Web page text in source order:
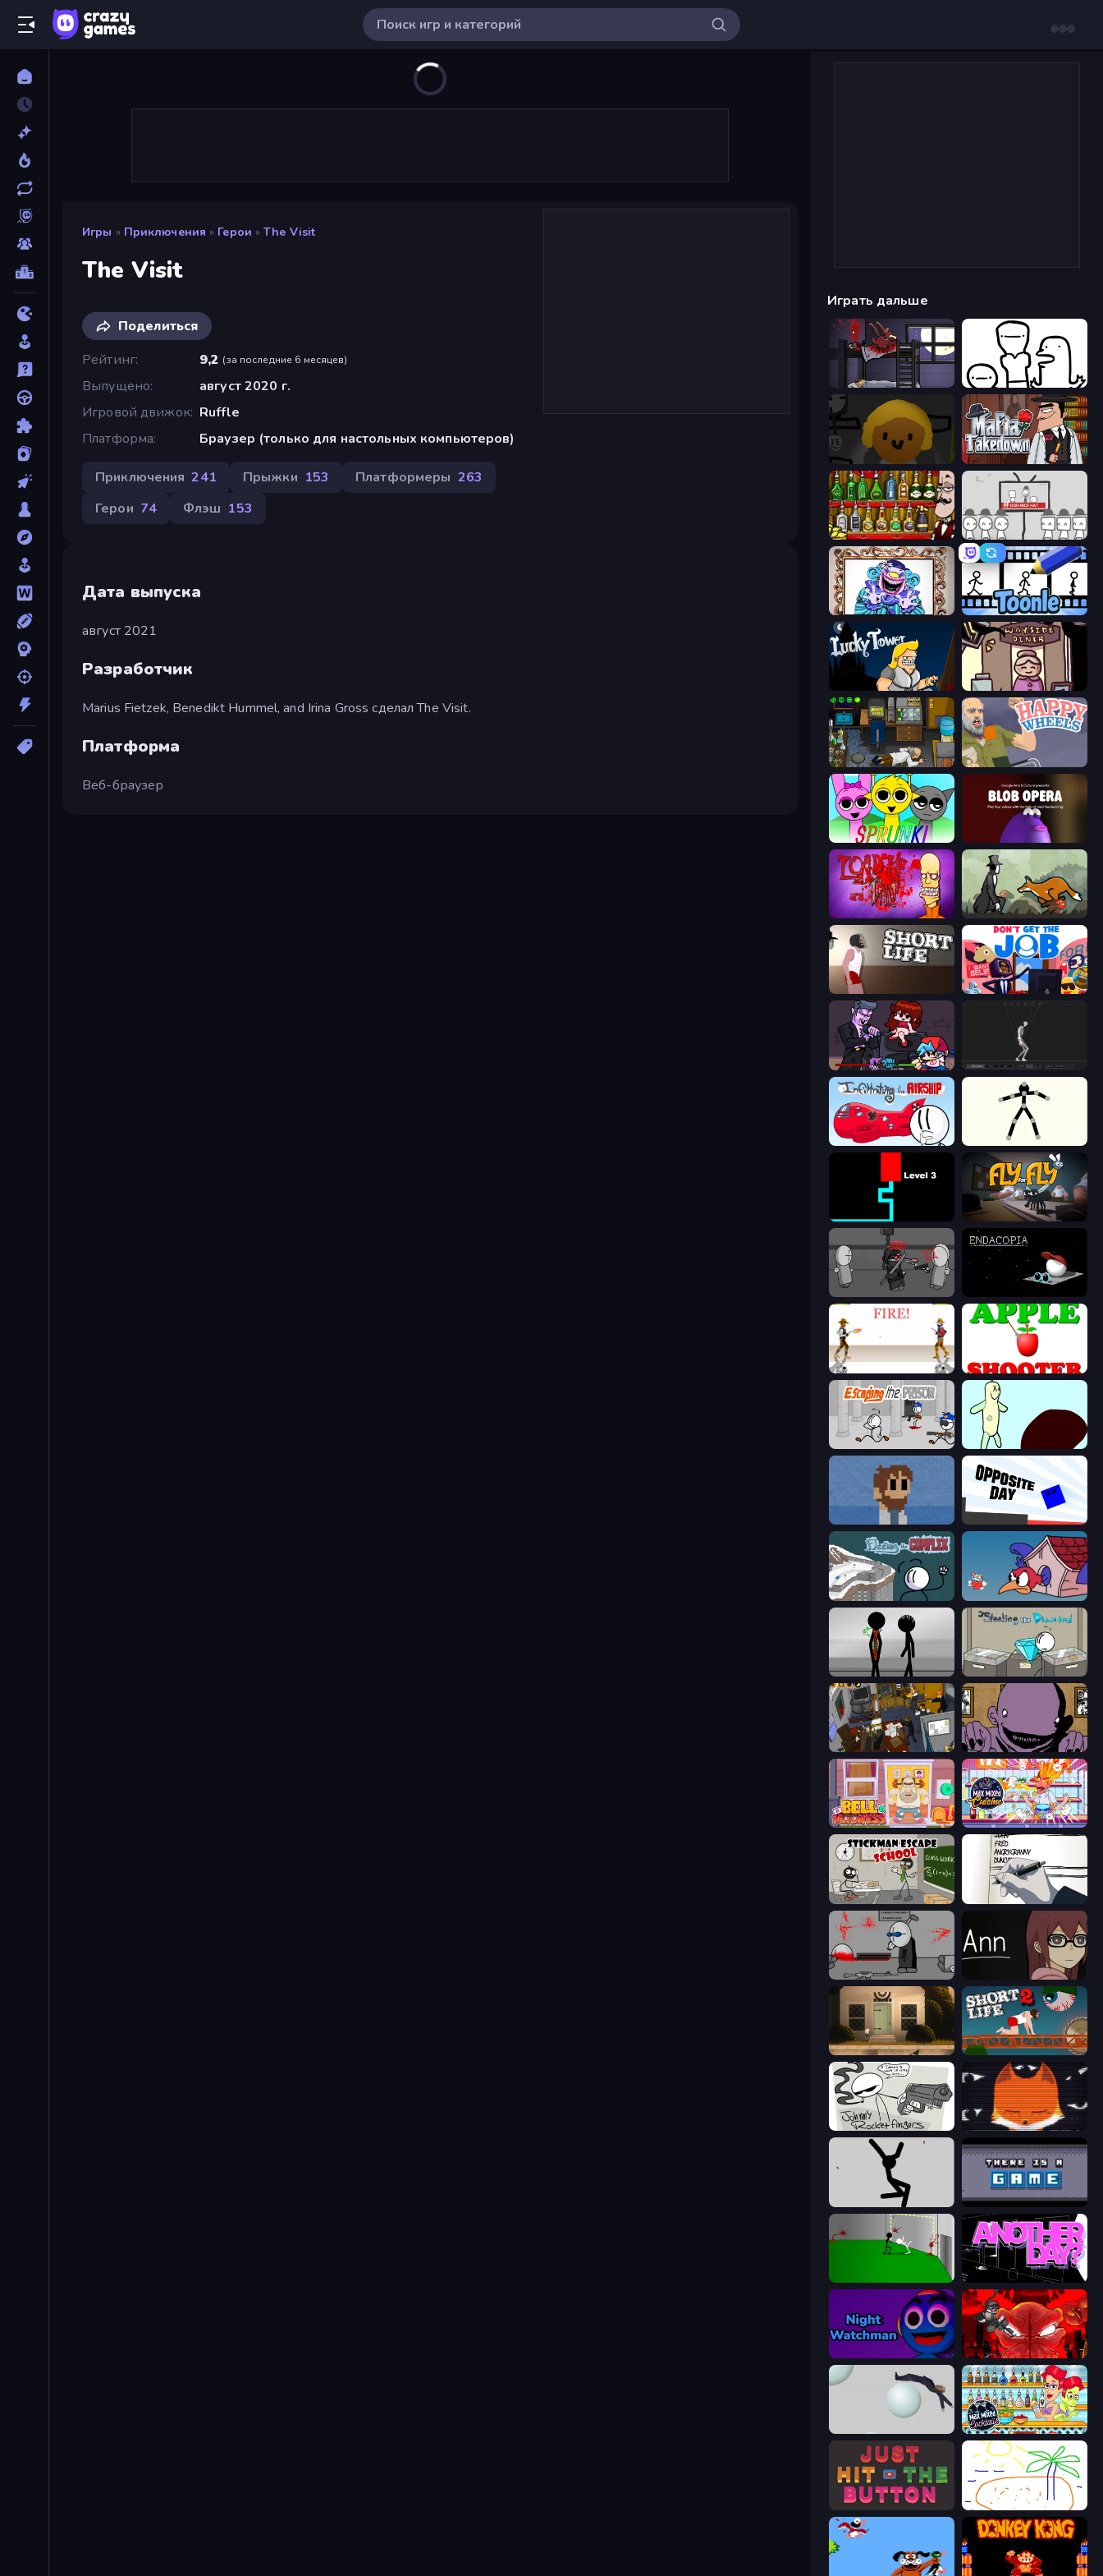
Игры » Приключения » Герои » The Visit
The Visit
Поделиться
Рейтинг
9,2 (за последние 6 месяцев)
Выпущено
август 2020 г.
Игровой движок Ruffle
Платформа
Браузер (только для настольных компьютеров)
Приключения 241 Прыжки 153 Платформеры 263
Герои 74 Флэш 153
Дата выпуска
август 2021
Разработчик
Marius Fietzek, Benedikt Hummel, and Irina Gross сделал The Visit.
Платформа
Веб-браузер
Играть дальше
The Visitor I Don't Even Know
Mafia Takedown
Bartender The Right Mix We Become What We Behold
Exhibit of Sorrows Toonle
Lucky Tower Diner in the Storm
Foreign Creature Happy Wheels
Sprunki Blob Opera
Load Up and Kill The Illusionist's Dream
Short Life Don't Get the Job
Friday Night Funkin' Skeleton Simulator
Infiltrating the Airship Stick Animator
Scary Maze Fly for Fly
Madness Project Nexus Endacopia
Gunblood Apple Shooter
Escaping the Prison Doodieman Voodoo
Opposite Day
Fleeing the Complex Cuphead
Stick Figure Penalty 2 Stealing the Diamond
Foreign Creature 2 The Owner Is Dead
Bell Madness Max Mixed Cuisine
Stickman Escape School Death Note Type
Madness Deathwish
Once Upon A Coma Short Life 2
Johnny Rocketfingers SYNTAXIA
There Is No Game
Is Today Another Day?
Madness Accelerant
Bush Ragdoll Max Mixed Cocktails
Just Hit the Button Skribbl.io